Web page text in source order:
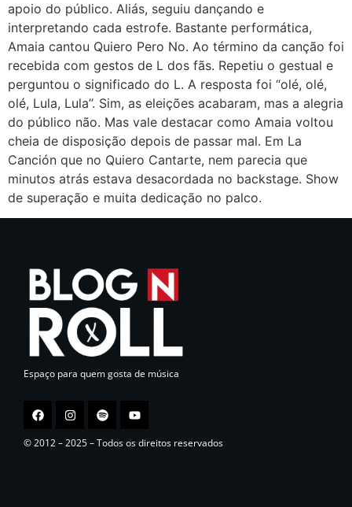
apoio do público. Aliás, seguiu dançando e
interpretando cada estrofe. Bastante performática,
Amaia cantou Quiero Pero No. Ao término da canção foi
recebida com gestos de L dos fãs. Repetiu o gestual e
perguntou o significado do L. A resposta foi “olé, olé,
olé, Lula, Lula”. Sim, as eleições acabaram, mas a alegria
do público não. Mas vale destacar como Amaia voltou
cheia de disposição depois de passar mal. Em La
Canción que no Quiero Cantarte, nem parecia que
minutos atrás estava desacordada no backstage. Show
de superação e muita dedicação no palco.
Espaço para quem gosta de música
© 2012 – 2025 – Todos os direitos reservados